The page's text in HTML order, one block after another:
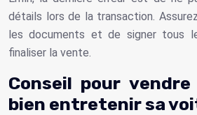
détails lors de la transaction.
les documents et de signer tous
finaliser la vente.
Conseil pour
bien entretenir sa